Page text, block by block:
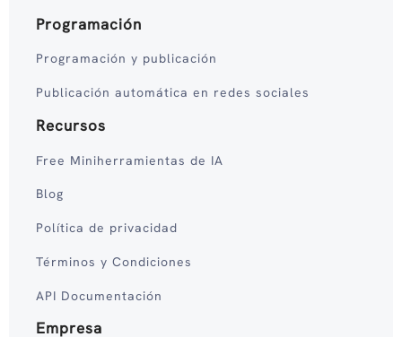
Programación
Programación y publicación
Publicación automática en redes sociales
Recursos
Free Miniherramientas de IA
Blog
Política de privacidad
Términos y Condiciones
API Documentación
Empresa